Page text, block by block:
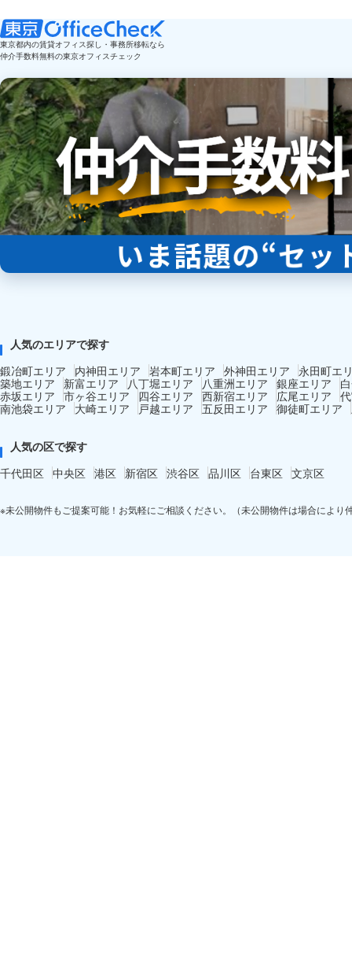
東京都内の賃貸オフィス探し・事務所移転なら
仲介手数料無料の東京オフィスチェック
人気のエリアで探す
鍛冶町エリア
内神田エリア 岩本町エリア 外神田エリア
永田町エ
築地エリア
新富エリア 八丁堀エリア 八重洲エリア 銀座エリア
赤坂エリア 市ヶ谷エリア 四谷エリア 西新宿エリア 広尾エリア
南池袋エリア
大崎エリア 戸越エリア 五反田エリア 御徒町エリア
人気の区で探す
千代田区 中央区 港区 新宿区 渋谷区 品川区 台東区 文京区
※未公開物件もご提案可能！お気軽にご相談ください。（未公開物件は場合により